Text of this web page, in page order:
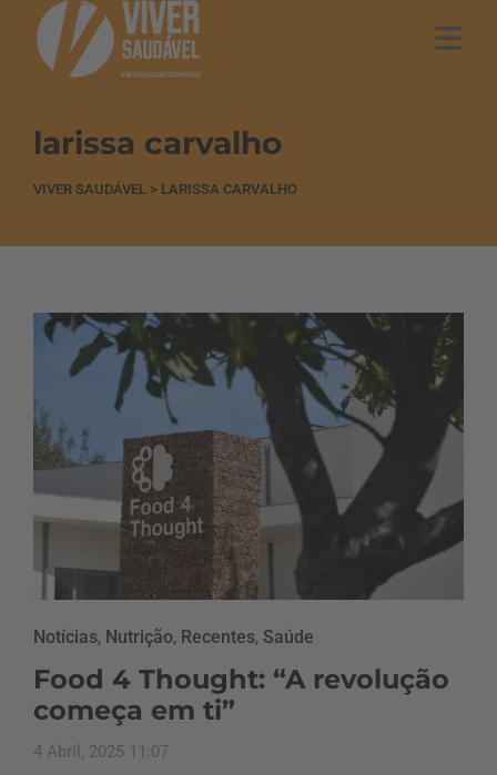
larissa carvalho
VIVER SAUDÁVEL > LARISSA CARVALHO
Notícias, Nutrição, Recentes, Saúde
Food 4 Thought: “A revolução
começa em ti”
4 Abril, 2025 11:07